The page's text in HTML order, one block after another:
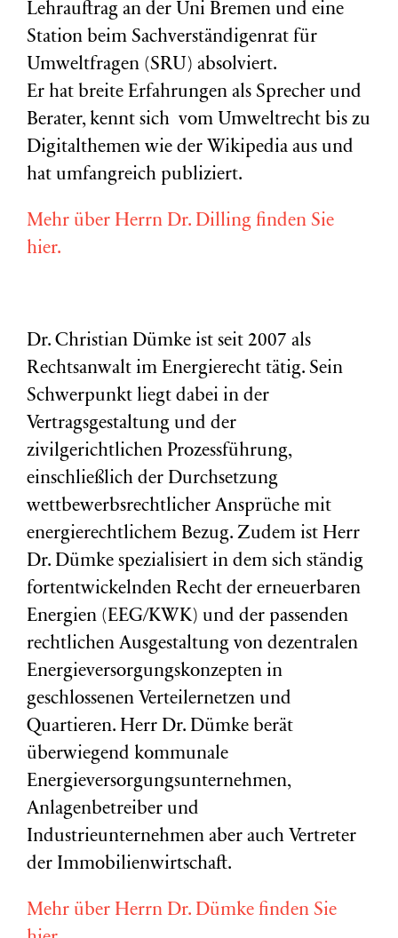
Lehrauftrag an der Uni Bremen und eine
Station beim Sachverständigenrat für
Umweltfragen (SRU) absolviert.
Er hat breite Erfahrungen als Sprecher und
Berater, kennt sich vom Umweltrecht bis zu
Digitalthemen wie der Wikipedia aus und
hat umfangreich publiziert.
Mehr über Herrn Dr. Dilling finden Sie
hier.
Dr. Christian Dümke ist seit 2007 als
Rechtsanwalt im Energierecht tätig. Sein
Schwerpunkt liegt dabei in der
Vertragsgestaltung und der
zivilgerichtlichen Prozessführung,
einschließlich der Durchsetzung
wettbewerbsrechtlicher Ansprüche mit
energierechtlichem Bezug. Zudem ist Herr
Dr. Dümke spezialisiert in dem sich ständig
fortentwickelnden Recht der erneuerbaren
Energien (EEG/KWK) und der passenden
rechtlichen Ausgestaltung von dezentralen
Energieversorgungskonzepten in
geschlossenen Verteilernetzen und
Quartieren. Herr Dr. Dümke berät
überwiegend kommunale
Energieversorgungsunternehmen,
Anlagenbetreiber und
Industrieunternehmen aber auch Vertreter
der Immobilienwirtschaft.
Mehr über Herrn Dr. Dümke finden Sie